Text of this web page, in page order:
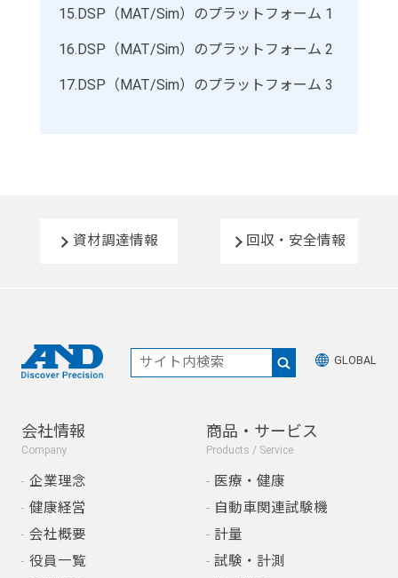
15. DSP（MAT/Sim）のプラットフォーム 1
16. DSP（MAT/Sim）のプラットフォーム 2
17. DSP（MAT/Sim）のプラットフォーム 3
資材調達情報 回収・安全情報
GLOBAL
会社情報
Company
企業理念
健康経営
会社概要
役員一覧
商品・サービス
Products / Service
医療・健康
自動車関連試験機
計量
試験・計測